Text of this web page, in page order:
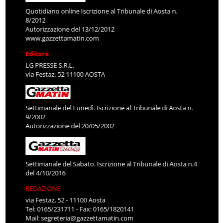
Quotidiano online Iscrizione al Tribunale di Aosta n.
8/2012
Autorizzazione del 13/12/2012
www.gazzettamatin.com
Editore
LG PRESSE S.R.L.
via Festaz, 52 11100 AOSTA
Settimanale del Lunedì. Iscrizione al Tribunale di Aosta n.
9/2002
Autorizzazione del 20/05/2002
Settimanale del Sabato. Iscrizione al Tribunale di Aosta n.4
del 4/10/2016
REDAZIONE
via Festaz, 52 - 11100 Aosta
Tel: 0165/231711 - Fax: 0165/1820141
Mail:segreteria@gazzettamatin.com